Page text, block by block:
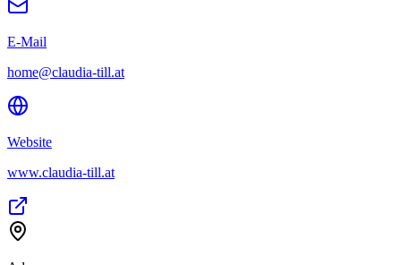
E-Mail
home@claudia-till.at
Website
www.claudia-till.at